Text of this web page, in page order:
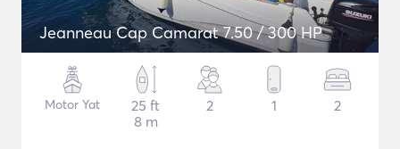
Jeanneau Cap Camarat 7.50 / 300 HP
Motor Yat
25 ft
8 m
2 1 2